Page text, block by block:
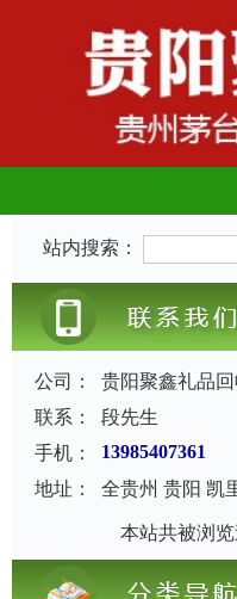
站内搜索：
公司：
贵阳聚鑫礼品
联系：
段先生
手机：
13985407361
地址：
全贵州 贵阳 凯
本站共被浏